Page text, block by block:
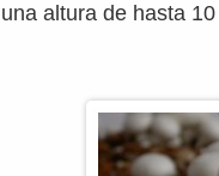
altura de hasta